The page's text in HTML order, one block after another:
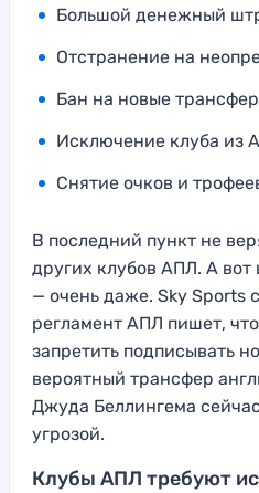
Большой денежный
Отстранение на
Бан на новые
Исключение клуба из
Снятие очков и
В последний пункт не
других клубов АПЛ. А вот
— очень даже. Sky Sports
регламент АПЛ пишет,
запретить подписывать
вероятный трансфер
Джуда Беллингема
угрозой.
Клубы АПЛ требуют